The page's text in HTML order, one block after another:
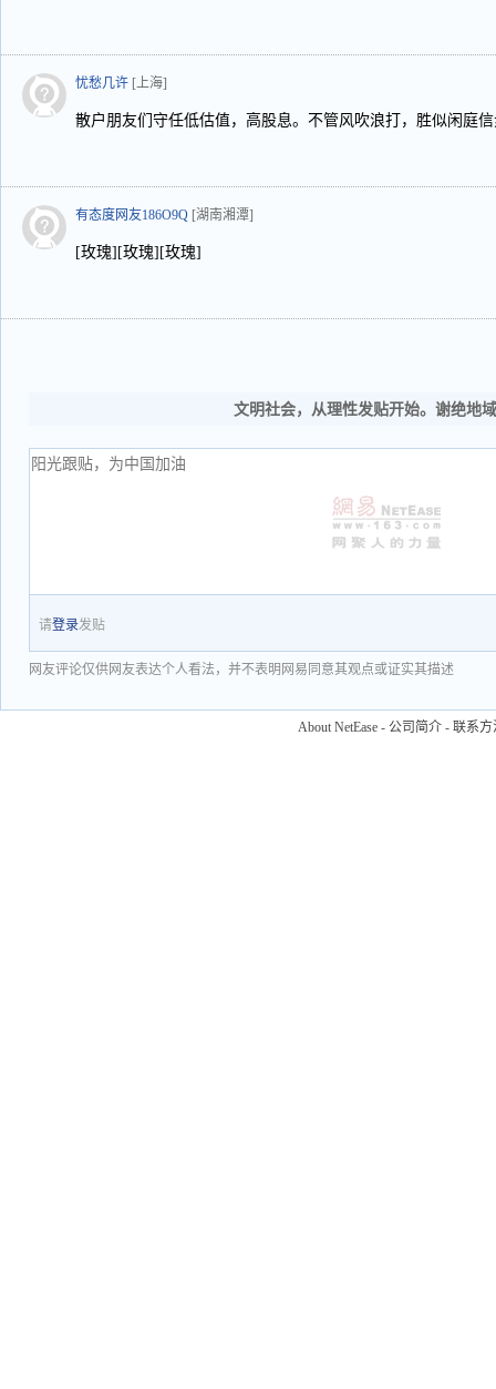
忧愁几许 [上海]
散户朋友们守任低估值，高股息。不管风吹浪打，胜似闲庭
有态度网友186O9Q [湖南湘潭]
[玫瑰][玫瑰][玫瑰]
文明社会，从理性发贴开始。谢绝地
请登录发贴
网友评论仅供网友表达个人看法，并不表明网易同意其观点或证实其描述
About NetEase - 公司简介 - 联系方